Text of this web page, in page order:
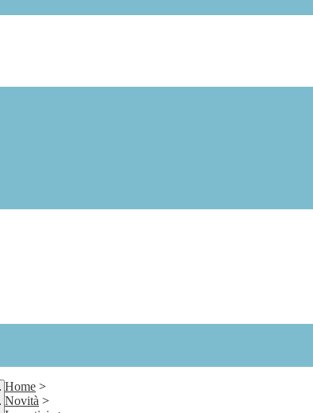
Home >
Novità >